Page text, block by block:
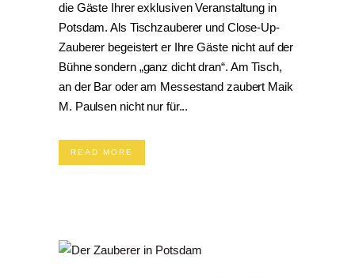
die Gäste Ihrer exklusiven Veranstaltung in
Potsdam. Als Tischzauberer und Close-Up-
Zauberer begeistert er Ihre Gäste nicht auf der
Bühne sondern „ganz dicht dran“. Am Tisch,
an der Bar oder am Messestand zaubert Maik
M. Paulsen nicht nur für...
READ MORE